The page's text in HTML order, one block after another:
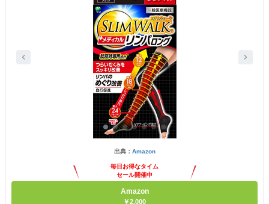
出典： Amazon
毎日お得なタイム
セール開催中
Amazon
￥2,000